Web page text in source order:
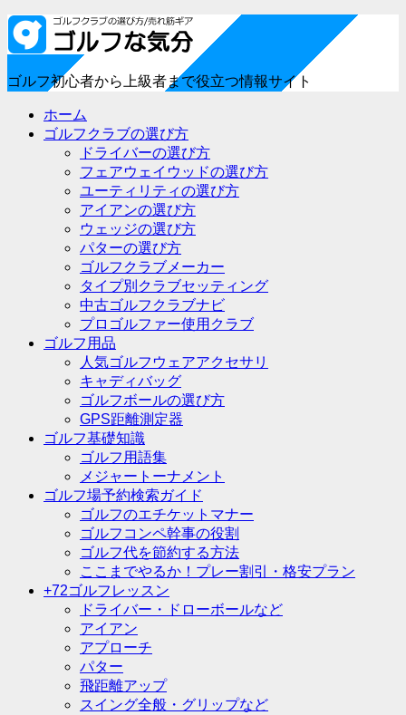
ゴルフ初心者から上級者まで役立つ情報サイト
ホーム
ゴルフクラブの選び方
ドライバーの選び方
フェアウェイウッドの選び方
ユーティリティの選び方
アイアンの選び方
ウェッジの選び方
パターの選び方
ゴルフクラブメーカー
タイプ別クラブセッティング
中古ゴルフクラブナビ
プロゴルファー使用クラブ
ゴルフ用品
人気ゴルフウェアアクセサリ
キャディバッグ
ゴルフボールの選び方
GPS距離測定器
ゴルフ基礎知識
ゴルフ用語集
メジャートーナメント
ゴルフ場予約検索ガイド
ゴルフのエチケットマナー
ゴルフコンペ幹事の役割
ゴルフ代を節約する方法
ここまでやるか！プレー割引・格安プラン
+72ゴルフレッスン
ドライバー・ドローボールなど
アイアン
アプローチ
パター
飛距離アップ
スイング全般・グリップなど